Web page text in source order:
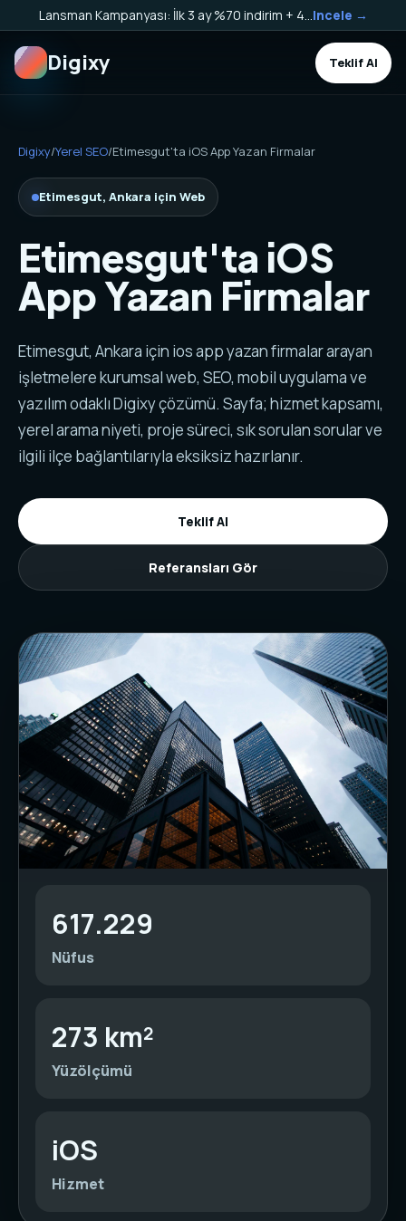
Incele →
Digixy Teklif Al
Digixy/Yerel SEO/Etimesgut'ta iOS App Yazan Firmalar
Etimesgut, Ankara için Web
Etimesgut'ta iOS
App Yazan Firmalar
Etimesgut, Ankara için ios app yazan firmalar arayan
işletmelere kurumsal web, SEO, mobil uygulama ve
yazılım odaklı Digixy çözümü. Sayfa; hizmet kapsamı,
yerel arama niyeti, proje süreci, sık sorulan sorular ve
ilgili ilçe bağlantılarıyla eksiksiz hazırlanır.
Teklif Al
Referansları Gör
617.229
Nüfus
273 km²
Yüzölçümü
iOS
Hizmet